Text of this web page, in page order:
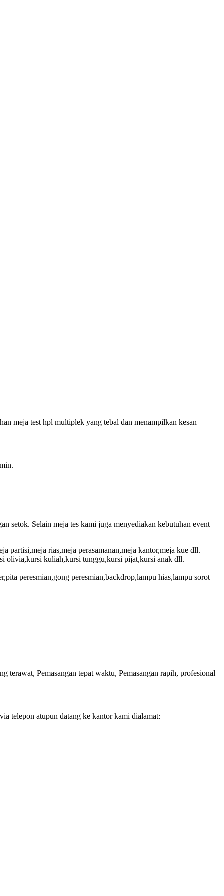
meja test hpl multiplek yang tebal dan menampilkan kesan
setok. Selain meja tes kami juga menyediakan kebutuhan event
partisi,meja rias,meja perasamanan,meja kantor,meja kue dll.
olivia,kursi kuliah,kursi tunggu,kursi pijat,kursi anak dll.
peresmian,gong peresmian,backdrop,lampu hias,lampu sorot
terawat, Pemasangan tepat waktu, Pemasangan rapih, profesional
telepon atupun datang ke kantor kami dialamat: